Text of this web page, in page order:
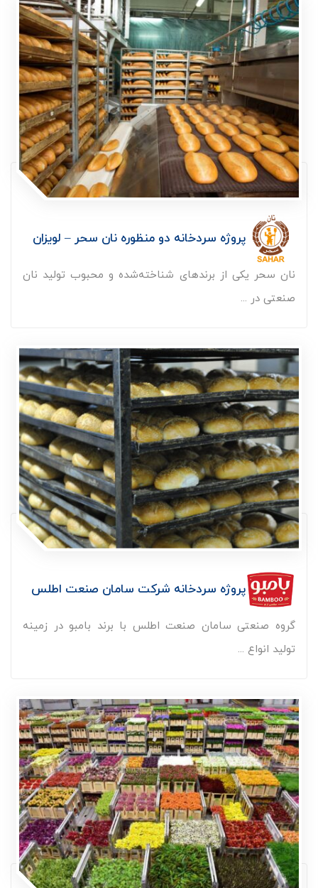
پروژه سردخانه دو منظوره نان سحر – لویزان
نان سحر یکی از برندهای شناخته‌شده و محبوب تولید نان
صنعتی در ...
پروژه سردخانه شرکت سامان صنعت اطلس
گروه صنعتی سامان صنعت اطلس با برند بامبو در زمینه
تولید انواع ...